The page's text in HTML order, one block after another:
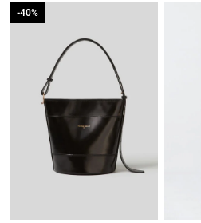
-40%
-40%